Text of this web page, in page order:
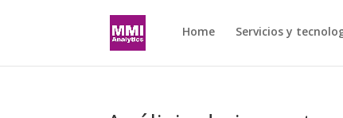
Home Servicios y